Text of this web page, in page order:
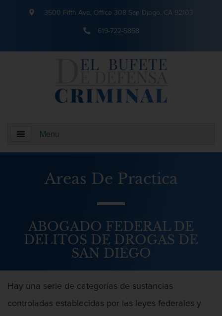
3500 Fifth Ave, Office 308 San Diego, CA 92103
619-722-5858
Menu
¿Quienes somos?
Abuso Infantil
Agresión Sexual
Agresión
Areas De Practica
ABOGADO FEDERAL DE
DELITOS DE DROGAS DE
SAN DIEGO
Hay una serie de categorías de sustancias
controladas establecidas por las leyes federales y